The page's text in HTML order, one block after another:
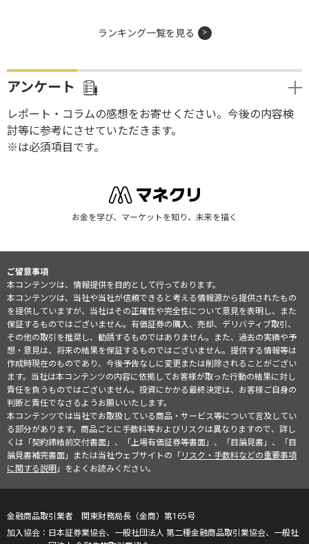
ランキング一覧を見る
アンケート
レポート・コラムの感想をお寄せください。今後の内容検
討等に参考にさせていただきます。
※は必須項目です。
お金を学び、マーケットを知り、未来を描く
ご留意事項
本コンテンツは、情報提供を目的として行っております。
本コンテンツは、当社や当社が信頼できると考える情報源から提供されたもの
を提供していますが、当社はその正確性や完全性について意見を表明し、また
保証するものではございません。有価証券の購入、売却、デリバティブ取引、
その他の取引を推奨し、勧誘するものではありません。また、過去の実績や予
想・意見は、将来の結果を保証するものではございません。提供する情報等は
作成時現在のものであり、今後予告なしに変更または削除されることがござい
ます。当社は本コンテンツの内容に依拠してお客様が取った行動の結果に対し
責任を負うものではございません。投資にかかる最終決定は、お客様ご自身の
判断と責任でなさるようお願いいたします。
本コンテンツでは当社でお取扱している商品・サービス等について言及してい
る部分があります。商品ごとに手数料等およびリスクは異なりますので、詳し
くは「契約締結前交付書面」、「上場有価証券等書面」、「目論見書」、「目
論見書補完書面」または当社ウェブサイトの「リスク・手数料などの重要事項
に関する説明」をよくお読みください。
金融商品取引業者 関東財務局長（金商）第165号
日本証券業協会、一般社団法人 第二種金融商品取引業協会、一般社